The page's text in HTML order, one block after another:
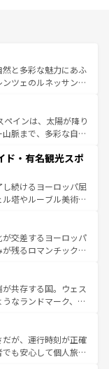
と多彩な魅力にあふ
ツェのルネッサンス
アマルフィ海岸の絶
の合間には、本場の
理を堪能することも
い旅をしてみよう！
インは、太陽が降り
脈まで、多彩な自然
ラメンコ、熱気あふ
活の一部となってい
気や、バルセロナの
代ローマ遺跡や中世
るスペインはその個
了する。 なお、新着のスペイン情報は コ
ド・有名観光スポ
続けるヨーロッパ屈
塔やルーブル美術館
な宮殿、歴史的な大
然が、訪れる者を心
の国としても知ら
ス、プロヴァンスの
しみ方が可能だ。さ
ており、どの街角に
異なる文化を体験で
ス情報はコンテンツ一覧
交差するヨーロッパ
残るロマンチック街
きることがない。ベ
アルプスの絶景、そ
風景は必見。ビール
、新着の
してほしい。
共存する国。ウェス
なランドマーク、歴
優雅なアフタヌーン
国パブ、サッカー観
豊富。イギリスを旅
が、運行時刻が正確
も安心して個人旅行